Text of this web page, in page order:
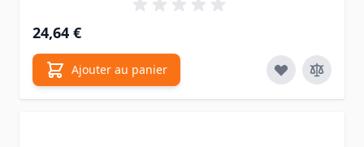
24,64 €
Ajouter au panier